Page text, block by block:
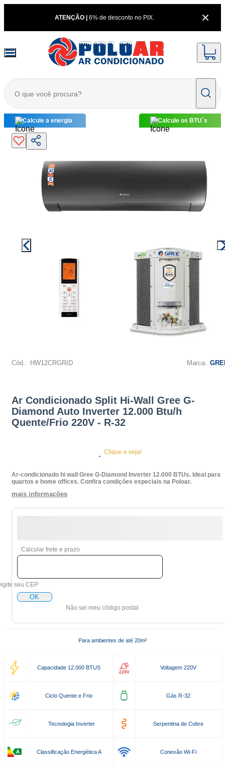
ATENÇÃO | 6% de desconto no PIX.
Calcule a energia Calcule os BTU`s
Cód.: HW12CRGRID Marca:
Ar Condicionado Split Hi-Wall Gree G-
Diamond Auto Inverter 12.000 Btu/h
Quente/Frio 220V - R-32
Clique e veja!
Ar-condicionado hi wall Gree G-Diamond Inverter 12.000 BTUs. Ideal para
quartos e home offices. Confira condições especiais na Poloar.
mais informações
Calcular frete e prazo
seu CEP
OK
Não sei meu código postal
Para ambientes de até 20m²
Capacidade 12.000 BTUS Voltagem 220V
Ciclo Quente e Frio Gás R-32
Tecnologia Inverter Serpentina de Cobre
Classificação Energética A Conexão Wi-Fi